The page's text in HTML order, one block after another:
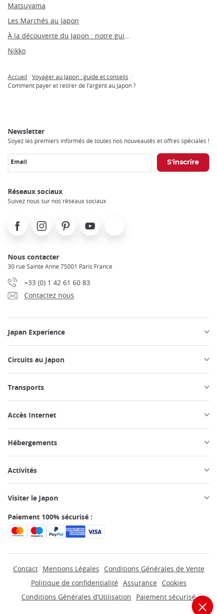
Matsuyama
Les Marchés au Japon
À la découverte du Japon : notre guide du Japon par thèmes
Nikko
Breadcrumb
Accueil
Voyager au Japon : guide et conseils
Comment payer et retirer de l’argent au Japon ?
Newsletter
Soyez les premiers informés de toutes nos nouveautés et offres spéciales !
Email
Réseaux sociaux
Suivez nous sur nos réseaux sociaux
FacebookInstagramPinterest Youtube
Nous contacter
30 rue Sainte Anne 75001 Paris France
+33 (0) 1 42 61 60 83
Contactez nous
Japan Experience
Circuits au Japon
Transports
Accès Internet
Hébergements
Activités
Visiter le Japon
Paiement 100% sécurisé :
Contact Mentions Légales
Conditions Générales de Vente
Politique de confidentialité Assurance
Cookies
Conditions Générales d’Utilisation
Paiement sécurisé